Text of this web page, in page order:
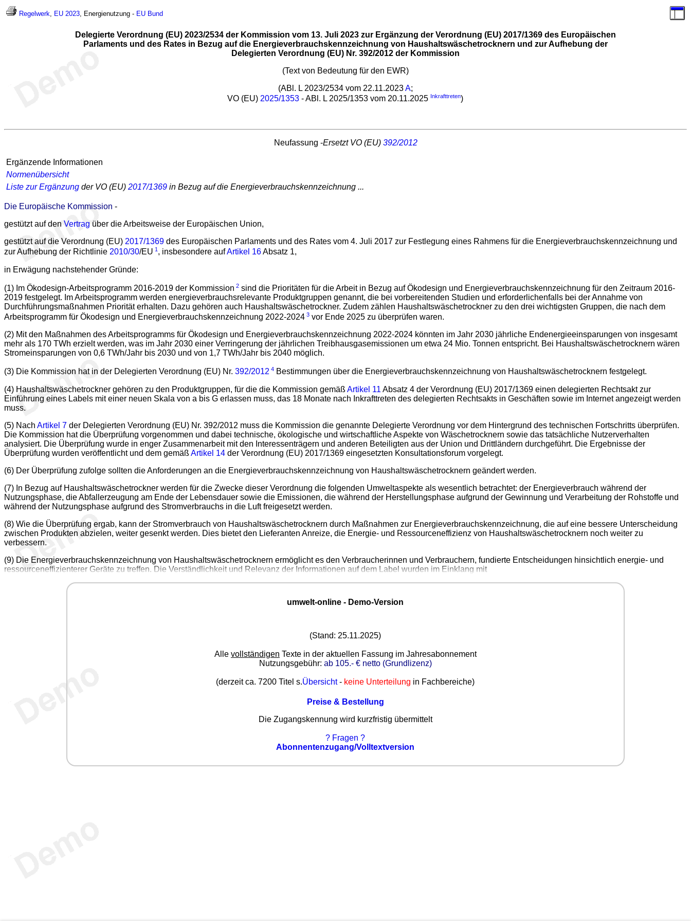
Regelwerk, EU 2023, Energienutzung - EU Bund
Delegierte Verordnung (EU) 2023/2534 der Kommission vom 13. Juli 2023 zur Ergänzung der Verordnung (EU) 2017/1369 des Europäischen
Parlaments und des Rates in Bezug auf die Energieverbrauchskennzeichnung von Haushaltswäschetrocknern und zur Aufhebung der
Delegierten Verordnung (EU) Nr. 392/2012 der Kommission
(Text von Bedeutung für den EWR)
(ABl. L 2023/2534 vom 22.11.2023A;
VO (EU) 2025/1353 - ABl. L 2025/1353 vom 20.11.2025 Inkrafttreten)
Neufassung -Ersetzt VO (EU) 392/2012
Ergänzende Informationen
Normenübersicht
Liste zur Ergänzung der VO (EU) 2017/1369 in Bezug auf die Energieverbrauchskennzeichnung ...
Die Europäische Kommission -
gestützt auf den Vertrag über die Arbeitsweise der Europäischen Union,
gestützt auf die Verordnung (EU) 2017/1369 des Europäischen Parlaments und des Rates vom 4. Juli 2017 zur Festlegung eines Rahmens für die Energieverbrauchskennzeichnung und
zur Aufhebung der Richtlinie 2010/30/EU 1 , insbesondere aufArtikel 16Absatz 1,
in Erwägung nachstehender Gründe:
(1) Im Ökodesign-Arbeitsprogramm 2016-2019 der Kommission 2 sind die Prioritäten für die Arbeit in Bezug auf Ökodesign und Energieverbrauchskennzeichnung für den Zeitraum 2016-
2019 festgelegt. Im Arbeitsprogramm werden energieverbrauchsrelevante Produktgruppen genannt, die bei vorbereitenden Studien und erforderlichenfalls bei der Annahme von
Durchführungsmaßnahmen Priorität erhalten. Dazu gehören auch Haushaltswäschetrockner. Zudem zählen Haushaltswäschetrockner zu den drei wichtigsten Gruppen, die nach dem
Arbeitsprogramm für Ökodesign und Energieverbrauchskennzeichnung 2022-2024 3 vor Ende 2025 zu überprüfen waren.
(2) Mit den Maßnahmen des Arbeitsprogramms für Ökodesign und Energieverbrauchskennzeichnung 2022-2024 könnten im Jahr 2030 jährliche Endenergieeinsparungen von insgesamt
mehr als 170 TWh erzielt werden, was im Jahr 2030 einer Verringerung der jährlichen Treibhausgasemissionen um etwa 24 Mio. Tonnen entspricht. Bei Haushaltswäschetrocknern wären
Stromeinsparungen von 0,6 TWh/Jahr bis 2030 und von 1,7 TWh/Jahr bis 2040 möglich.
(3) Die Kommission hat in der Delegierten Verordnung (EU) Nr. 392/2012 4 Bestimmungen über die Energieverbrauchskennzeichnung von Haushaltswäschetrocknern festgelegt.
(4) Haushaltswäschetrockner gehören zu den Produktgruppen, für die die Kommission gemäß Artikel 11 Absatz 4 der Verordnung (EU) 2017/1369 einen delegierten Rechtsakt zur
Einführung eines Labels mit einer neuen Skala von a bis G erlassen muss, das 18 Monate nach Inkrafttreten des delegierten Rechtsakts in Geschäften sowie im Internet angezeigt werden
muss.
(5) Nach Artikel 7 der Delegierten Verordnung (EU) Nr. 392/2012 muss die Kommission die genannte Delegierte Verordnung vor dem Hintergrund des technischen Fortschritts überprüfen.
Die Kommission hat die Überprüfung vorgenommen und dabei technische, ökologische und wirtschaftliche Aspekte von Wäschetrocknern sowie das tatsächliche Nutzerverhalten
analysiert. Die Überprüfung wurde in enger Zusammenarbeit mit den Interessenträgern und anderen Beteiligten aus der Union und Drittländern durchgeführt. Die Ergebnisse der
Überprüfung wurden veröffentlicht und dem gemäß Artikel 14 der Verordnung (EU) 2017/1369 eingesetzten Konsultationsforum vorgelegt.
(6) Der Überprüfung zufolge sollten die Anforderungen an die Energieverbrauchskennzeichnung von Haushaltswäschetrocknern geändert werden.
(7) In Bezug auf Haushaltswäschetrockner werden für die Zwecke dieser Verordnung die folgenden Umweltaspekte als wesentlich betrachtet: der Energieverbrauch während der
Nutzungsphase, die Abfallerzeugung am Ende der Lebensdauer sowie die Emissionen, die während der Herstellungsphase aufgrund der Gewinnung und Verarbeitung der Rohstoffe und
während der Nutzungsphase aufgrund des Stromverbrauchs in die Luft freigesetzt werden.
(8) Wie die Überprüfung ergab, kann der Stromverbrauch von Haushaltswäschetrocknern durch Maßnahmen zur Energieverbrauchskennzeichnung, die auf eine bessere Unterscheidung
zwischen Produkten abzielen, weiter gesenkt werden. Dies bietet den Lieferanten Anreize, die Energie- und Ressourceneffizienz von Haushaltswäschetrocknern noch weiter zu
verbessern.
(9) Die Energieverbrauchskennzeichnung von Haushaltswäschetrocknern ermöglicht es den Verbraucherinnen und Verbrauchern, fundierte Entscheidungen hinsichtlich energie- und
ressourceneffizienterer Geräte zu treffen. Die Verständlichkeit und Relevanz der Informationen auf dem Label wurden im Einklang mit
umwelt-online - Demo-Version
(Stand: 25.11.2025)
Alle vollständigen Texte in der aktuellen Fassung im Jahresabonnement
Nutzungsgebühr: ab 105.- € netto (Grundlizenz)
(derzeit ca. 7200 Titel s.Übersicht- keine Unterteilung in Fachbereiche)
Preise & Bestellung
Die Zugangskennung wird kurzfristig übermittelt
? Fragen ?
Abonnentenzugang/Volltextversion